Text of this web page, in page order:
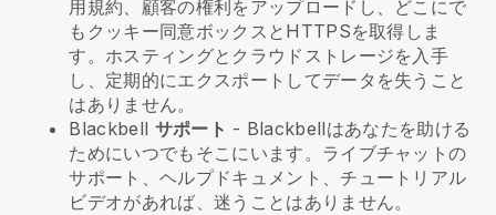
用規約、顧客の権利をアップロードし、どこにで
もクッキー同意ボックスとHTTPSを取得しま
す。ホスティングとクラウドストレージを入手
し、定期的にエクスポートしてデータを失うこと
はありません。
Blackbell サポート - Blackbellはあなたを助ける
ためにいつでもそこにいます。ライブチャットの
サポート、ヘルプドキュメント、チュートリアル
ビデオがあれば、迷うことはありません。